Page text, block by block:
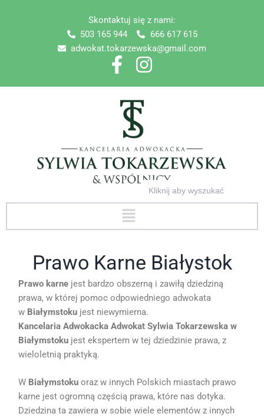
Skontaktuj się z nami:
503 165 944
666 617 615
adwokat.tokarzewska@gmail.com
Menu
Search
for:
Prawo Karne Białystok
Prawo karne jest bardzo obszerną i zawiłą dziedziną
prawa, w której pomoc odpowiedniego adwokata
w Białymstoku jest niewymierna.
Kancelaria Adwokacka Adwokat Sylwia Tokarzewska w
Białymstoku jest ekspertem w tej dziedzinie prawa, z
wieloletnią praktyką.
W Białymstoku oraz w innych Polskich miastach prawo
karne jest ogromną częścią prawa, które nas dotyka.
Dziedzina ta zawiera w sobie wiele elementów z innych